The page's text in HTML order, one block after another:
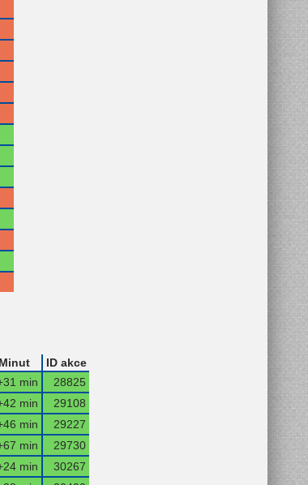
Minut
ID akce
min
28825
min
29108
min
29227
min
29730
min
30267